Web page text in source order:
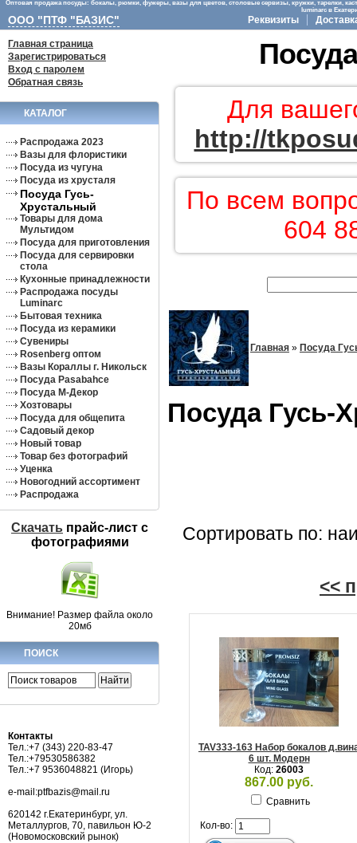
Оптовая продажа посуды: бокалы, рюмки, фужеры, вазы для цветов, столовые сервизы, кружки, тарелки,
luminarc в
ООО "ПТФ "БАЗИС" Реквизиты
Главная страница
Зарегистрироваться
Вход с паролем
Обратная связь
КАТАЛОГ
Распродажа 2023
Вазы для флористики
Посуда из чугуна
Посуда из хрусталя
Посуда Гусь-
Хрустальный
Товары для дома
Мультидом
Посуда для приготовления
Посуда для сервировки
стола
Кухонные принадлежности
Распродажа посуды
Luminarc
Бытовая техника
Посуда из керамики
Сувениры
Rosenberg оптом
Вазы Кораллы г. Никольск
Посуда Pasabahce
Посуда М-Декор
Хозтовары
Посуда для общепита
Садовый декор
Новый товар
Товар без фотографий
Уценка
Новогодний ассортимент
Распродажа
Скачать прайс-лист c
фотографиями
Внимание! Размер файла около
20мб
ПОИСК
Контакты
Тел.:+7 (343) 220-83-47
Тел.:+79530586382
Тел.:+7 9536048821 (Игорь)
e-mail:ptfbazis@mail.ru
620142 г.Екатеринбург, ул.
Металлургов, 70, павильон Ю-2
(Новомосковский рынок)
Для
http://
По всем
604
Главная » Посуда
Посуда Гусь-
Сортировать по:
<<
TAV333-163 Набор бокалов
6 шт. Модерн
Код: 26003
867.00 руб.
Сравнить
Кол-во: